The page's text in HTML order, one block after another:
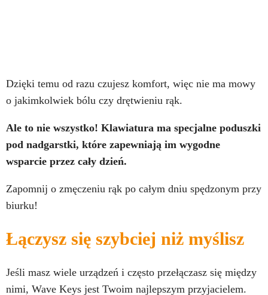
Dzięki temu od razu czujesz komfort, więc nie ma mowy
o jakimkolwiek bólu czy drętwieniu rąk.
Ale to nie wszystko! Klawiatura ma specjalne poduszki
pod nadgarstki, które zapewniają im wygodne
wsparcie przez cały dzień.
Zapomnij o zmęczeniu rąk po całym dniu spędzonym przy
biurku!
Łączysz się szybciej niż myślisz
Jeśli masz wiele urządzeń i często przełączasz się między
nimi, Wave Keys jest Twoim najlepszym przyjacielem.